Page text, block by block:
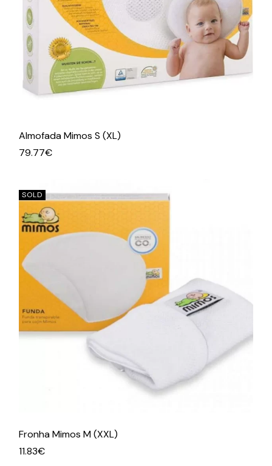
Almofada Mimos S (XL)
79.77€
SOLD
Fronha Mimos M (XXL)
11.83€